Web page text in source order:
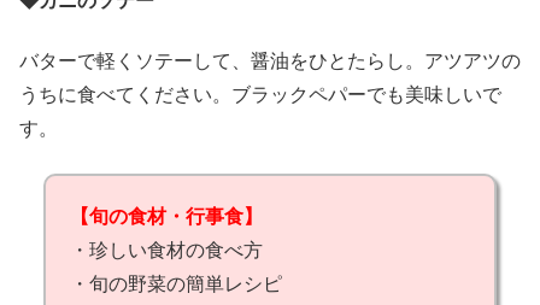
バターで軽くソテーして、醤油をひとたらし。アツアツの
うちに食べてください。ブラックペパーでも美味しいで
す。
【旬の食材・行事食】
・珍しい食材の食べ方
・旬の野菜の簡単レシピ